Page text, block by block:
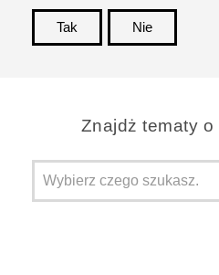
Tak
Nie
Znajdż tematy o